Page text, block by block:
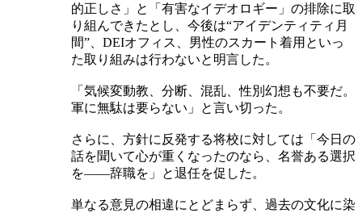
的正しさ」と「有害なイデオロギー」の排除に取
り組んできたとし、今後は“アイデンティティ月
間”、DEIオフィス、男性のスカート着用といっ
た取り組みは行わないと明言した。
「気候変動教、分断、混乱、性別幻想も不要だ。
軍に無駄は要らない」と言い切った。
さらに、方針に反発する将校に対しては「今日の
話を聞いて心が重くなったのなら、名誉ある選択
を——辞職を」と退任を促した。
単なる意見の相違にとどまらず、過去の文化に染